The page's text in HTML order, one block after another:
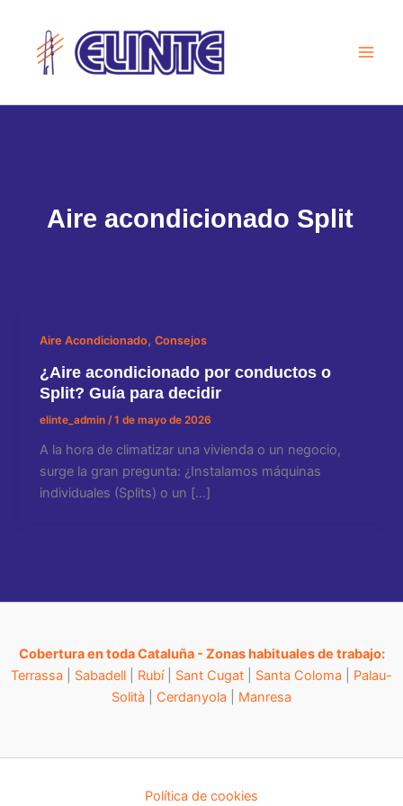
contenido
Aire acondicionado Split
Aire Acondicionado,Consejos
¿Aire acondicionado por conductos o
Split? Guía para decidir
elinte_admin /1 de mayo de 2026
A la hora de climatizar una vivienda o un negocio,
surge la gran pregunta: ¿Instalamos máquinas
individuales (Splits) o un […]
Cobertura en toda Cataluña - Zonas habituales de trabajo:
Terrassa
Sabadell Rubí| Sant Cugat Santa Coloma
Palau-
Solità
Cerdanyola Manresa
Política de cookies